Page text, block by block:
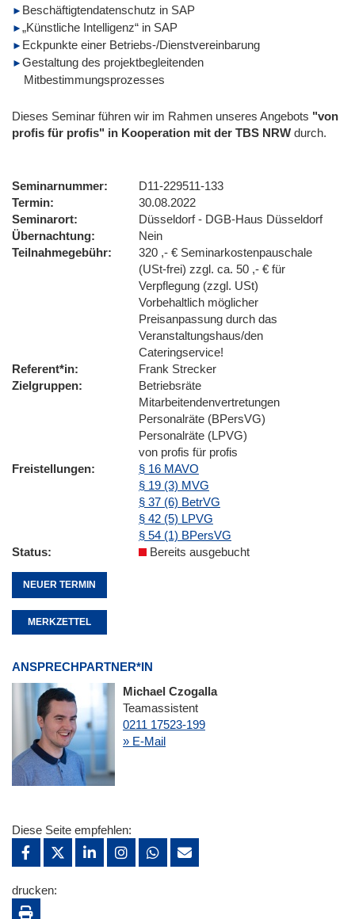
Beschäftigtendatenschutz in SAP
„Künstliche Intelligenz“ in SAP
Eckpunkte einer Betriebs-/Dienstvereinbarung
Gestaltung des projektbegleitenden
Mitbestimmungsprozesses
Dieses Seminar führen wir im Rahmen unseres Angebots "von
profis für profis" in Kooperation mit der TBS NRW durch.
Seminarnummer
D11-229511-133
Termin
30.08.2022
Seminarort
Düsseldorf - DGB-Haus Düsseldorf
Übernachtung
Nein
Teilnahmegebühr
320 ,- € Seminarkostenpauschale
(USt-frei) zzgl. ca. 50 ,- € für
Verpflegung (zzgl. USt)
Vorbehaltlich möglicher
Preisanpassung durch das
Veranstaltungshaus/den
Cateringservice!
Referent*in
Frank Strecker
Zielgruppen
Betriebsräte
Mitarbeitendenvertretungen
Personalräte (BPersVG)
Personalräte (LPVG)
von profis für profis
Freistellungen
§ 16 MAVO
§ 19 (3) MVG
§ 37 (6) BetrVG
§ 42 (5) LPVG
§ 54 (1) BPersVG
Status
Bereits ausgebucht
NEUER TERMIN
MERKZETTEL
ANSPRECHPARTNER*IN
Michael Czogalla
Teamassistent
0211 17523-199
» E-Mail
Diese Seite empfehlen:
drucken: